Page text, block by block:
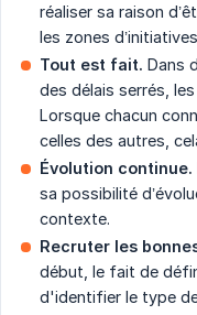
réaliser sa raison
les zones
Tout est fait. Dans
des délais serrés,
Lorsque chacun
celles des autres,
Évolution continue.
sa possibilité
contexte.
Recruter les
début, le fait de
d'identifier le type